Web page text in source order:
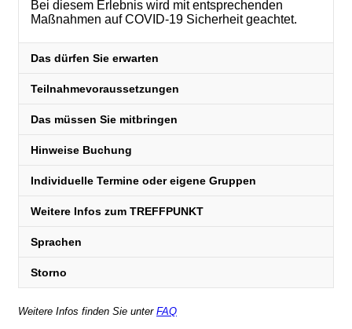
Bei diesem Erlebnis wird mit entsprechenden
Maßnahmen auf COVID-19 Sicherheit geachtet.
Das dürfen Sie erwarten
Teilnahmevoraussetzungen
Das müssen Sie mitbringen
Hinweise Buchung
Individuelle Termine oder eigene Gruppen
Weitere Infos zum TREFFPUNKT
Sprachen
Storno
Weitere Infos finden Sie unter FAQ